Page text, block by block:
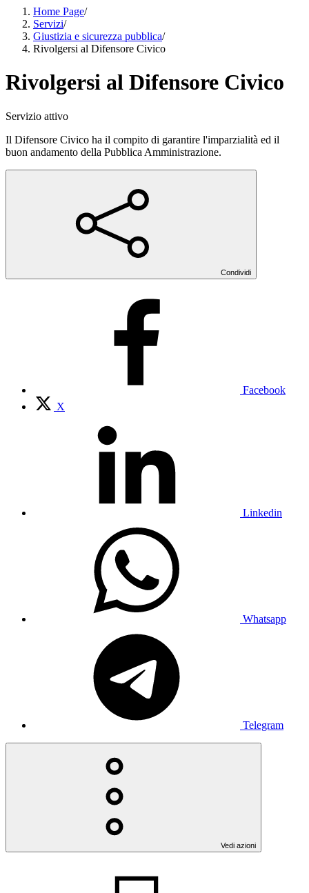
Home Page/
Servizi/
Giustizia e sicurezza pubblica/
Rivolgersi al Difensore Civico
Rivolgersi al Difensore Civico
Servizio attivo
Il Difensore Civico ha il compito di garantire l'imparzialità ed il
buon andamento della Pubblica Amministrazione.
Condividi
Facebook
X
Linkedin
Whatsapp
Telegram
Vedi azioni